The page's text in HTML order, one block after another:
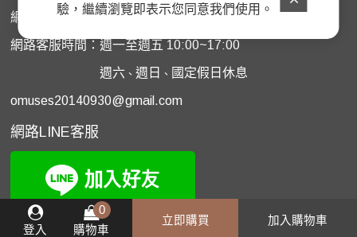
網路客服電話 04-22988098
網路客服時間：週一至週五 10:00~17:00
週六 、週日 、 國定假日休息
omuses20140930@gmail.com
網路LINE客服
登入 購物車
0
立即購買
加入購物車
驗，繼續瀏覽即表示您同意我們使用。